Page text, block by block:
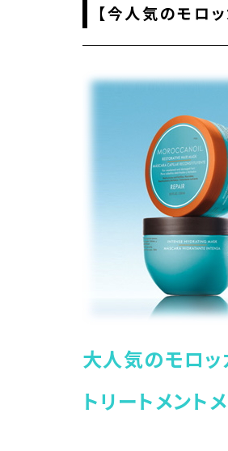
【今人気のモロ
大人気のモロッ
トリートメント